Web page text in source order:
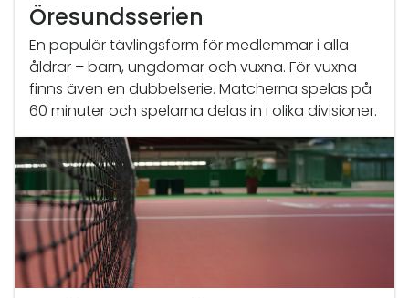
Öresundsserien
En populär tävlingsform för medlemmar i alla
åldrar – barn, ungdomar och vuxna. För vuxna
finns även en dubbelserie. Matcherna spelas på
60 minuter och spelarna delas in i olika divisioner.